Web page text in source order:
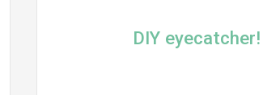
DIY eyecatcher!